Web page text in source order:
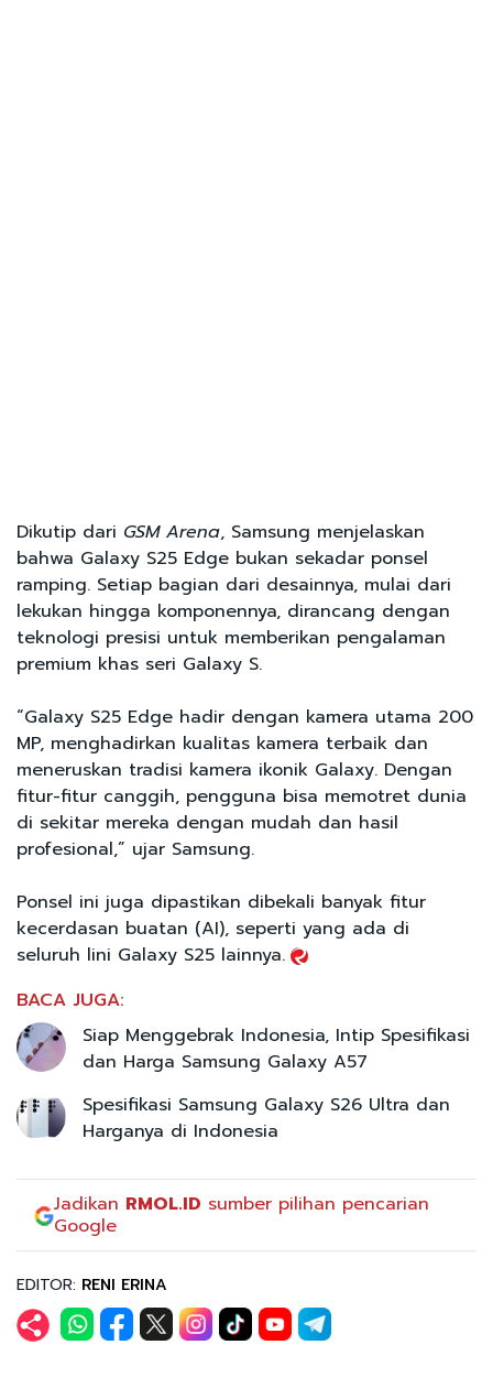
Dikutip dari GSM Arena, Samsung menjelaskan
bahwa Galaxy S25 Edge bukan sekadar ponsel
ramping. Setiap bagian dari desainnya, mulai dari
lekukan hingga komponennya, dirancang dengan
teknologi presisi untuk memberikan pengalaman
premium khas seri Galaxy S.
“Galaxy S25 Edge hadir dengan kamera utama 200
MP, menghadirkan kualitas kamera terbaik dan
meneruskan tradisi kamera ikonik Galaxy. Dengan
fitur-fitur canggih, pengguna bisa memotret dunia
di sekitar mereka dengan mudah dan hasil
profesional,” ujar Samsung.
Ponsel ini juga dipastikan dibekali banyak fitur
kecerdasan buatan (AI), seperti yang ada di
seluruh lini Galaxy S25 lainnya.
BACA JUGA:
Siap Menggebrak Indonesia, Intip Spesifikasi
dan Harga Samsung Galaxy A57
Spesifikasi Samsung Galaxy S26 Ultra dan
Harganya di Indonesia
Jadikan RMOL.ID sumber pilihan pencarian
Google
EDITOR: RENI ERINA